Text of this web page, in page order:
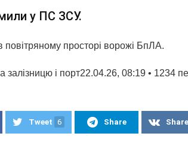
у ПС ЗСУ.
повітряному просторі ворожі БпЛА.
залізницю і порт22.04.26, 08:19 • 1234
Tweet 6 Share Share